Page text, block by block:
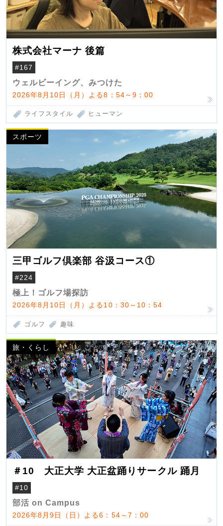
株式会社マーナ 後篇
#167
ウェルビーイング、みつけた
2026年8月10日（月）よる8：54～9：00
ライフスタイル ヒューマン
スポーツ
三甲ゴルフ倶楽部 谷汲コース①
#224
極上！ゴルフ場探訪
2026年8月10日（月）よる10：30～10：54
ゴルフ 趣味
旅・くらし
＃10 大正大学 大正盆踊りサークル 踊月
#10
部活 on Campus
2026年8月9日（日）よる6：54～7：00